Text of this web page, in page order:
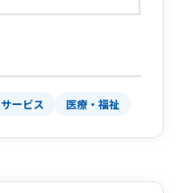
サービス 医療・福祉